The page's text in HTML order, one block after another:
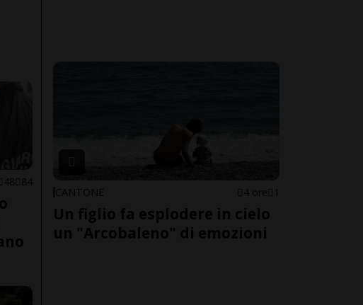
48 84
CANTONE 4 ore 1
Un figlio fa esplodere in cielo
un "Arcobaleno" di emozioni